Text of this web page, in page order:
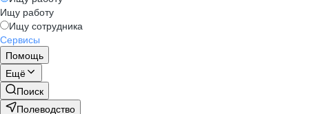
Ищу работу
Ищу сотрудника
Сервисы
Помощь
Ещё
Поиск
Полеводство